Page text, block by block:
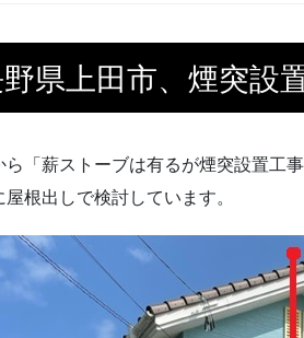
県上田市、煙突設
ら「薪ストーブは有るが煙突設置工
屋根出しで検討しています。